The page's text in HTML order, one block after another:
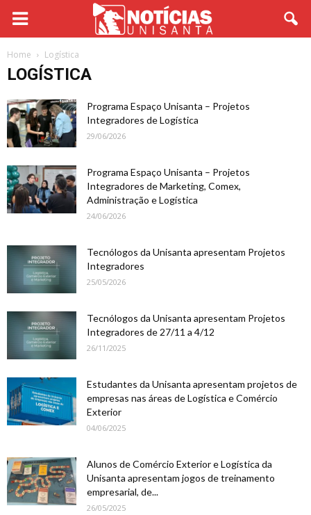
Home Logística
LOGÍSTICA
Programa Espaço Unisanta – Projetos
Integradores de Logística
29/06/2026
Programa Espaço Unisanta – Projetos
Integradores de Marketing, Comex,
Administração e Logística
24/06/2026
Tecnólogos da Unisanta apresentam Projetos
Integradores
25/05/2026
Tecnólogos da Unisanta apresentam Projetos
Integradores de 27/11 a 4/12
26/11/2025
Estudantes da Unisanta apresentam projetos de
empresas nas áreas de Logística e Comércio
Exterior
04/06/2025
Alunos de Comércio Exterior e Logística da
Unisanta apresentam jogos de treinamento
empresarial, de...
26/05/2025